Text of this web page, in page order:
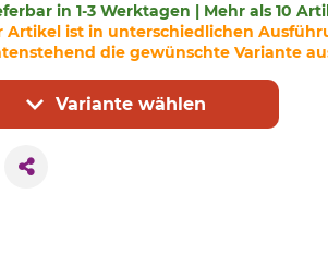
in 1-3 Werktagen | Mehr als 10
Artikel ist in unterschiedlichen
die gewünschte Variante
Variante wählen